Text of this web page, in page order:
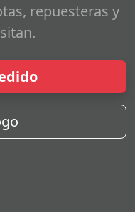
repuesteras y